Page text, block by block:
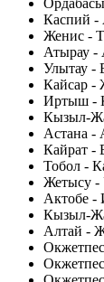
Каспий -
Женис -
Атырау -
Улытау -
Кайсар -
Иртыш -
Кызыл-
Астана -
Кайрат -
Тобол -
Жетысу -
Актобе
Кызыл-
Алтай -